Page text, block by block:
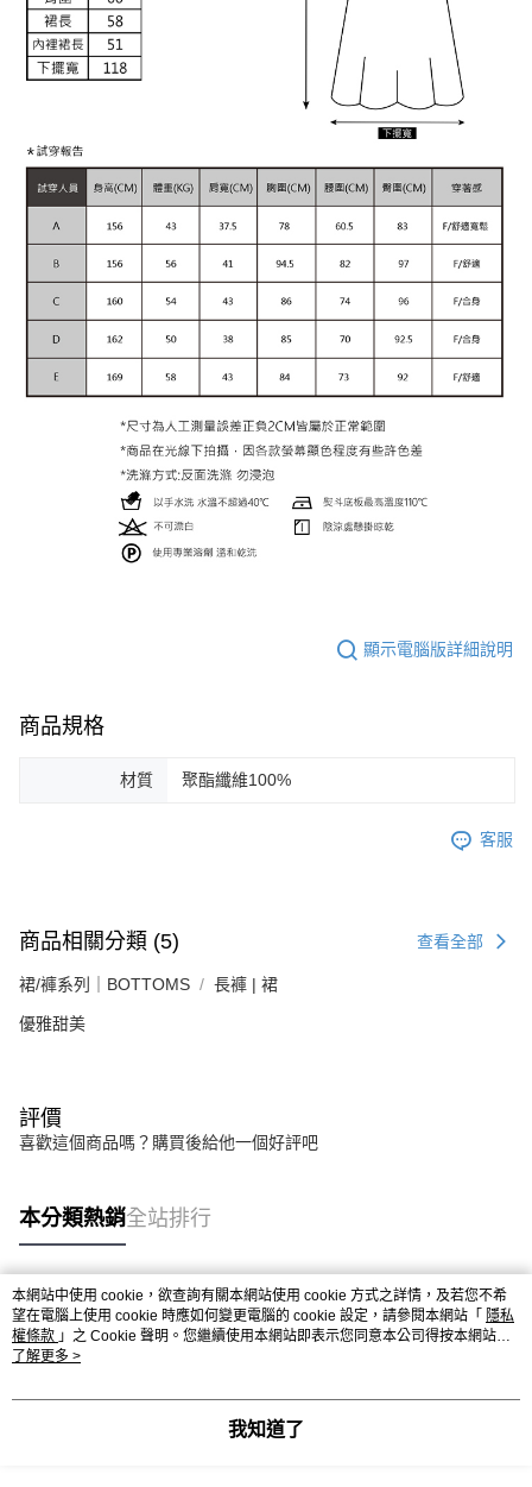
顯示電腦版詳細說明
商品規格
材質 聚酯纖維100%
客服
商品相關分類 (5) 查看全部
裙/褲系列｜BOTTOMS 長褲 | 裙
優雅甜美
評價
喜歡這個商品嗎？購買後給他一個好評吧
本分類熱銷全站排行
熱門標籤
本網站中使用 cookie，欲查詢有關本網站使用 cookie 方式之詳情，及若您不希
望在電腦上使用 cookie 時應如何變更電腦的 cookie 設定，請參閱本網站「 隱私
權條款 」之 Cookie 聲明。您繼續使用本網站即表示您同意本公司得按本網站使
用條款之 Cookie 聲明使用 cookie。
了解更多 >
我知道了